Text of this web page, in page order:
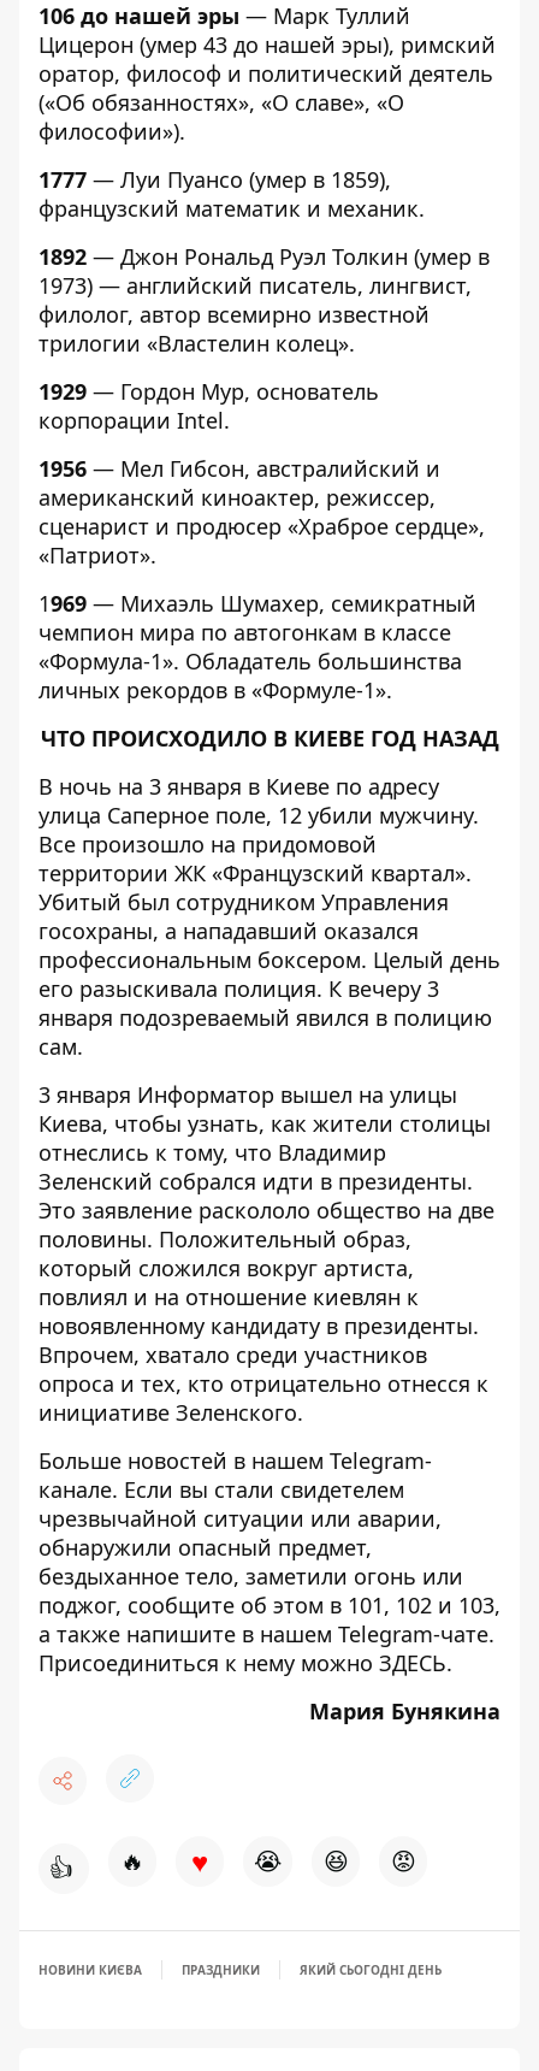
106 до нашей эры — Марк Туллий
Цицерон (умер 43 до нашей эры), римский
оратор, философ и политический деятель
(«Об обязанностях», «О славе», «О
философии»).
1777 — Луи Пуансо (умер в 1859),
французский математик и механик.
1892 — Джон Рональд Руэл Толкин (умер в
1973) — английский писатель, лингвист,
филолог, автор всемирно известной
трилогии «Властелин колец».
1929 — Гордон Мур, основатель
корпорации Intel.
1956 — Мел Гибсон, австралийский и
американский киноактер, режиссер,
сценарист и продюсер «Храброе сердце»,
«Патриот».
1969 — Михаэль Шумахер, семикратный
чемпион мира по автогонкам в классе
«Формула-1». Обладатель большинства
личных рекордов в «Формуле-1».
ЧТО ПРОИСХОДИЛО В КИЕВЕ ГОД НАЗАД
В ночь на 3 января в Киеве по адресу
улица Саперное поле, 12 убили мужчину.
Все произошло на придомовой
территории ЖК «Французский квартал».
Убитый был сотрудником Управления
госохраны, а нападавший оказался
профессиональным боксером. Целый день
его разыскивала полиция. К вечеру 3
января подозреваемый явился в полицию
сам.
3 января Информатор вышел на улицы
Киева, чтобы узнать, как жители столицы
отнеслись к тому, что Владимир
Зеленский собрался идти в президенты.
Это заявление раскололо общество на две
половины. Положительный образ,
который сложился вокруг артиста,
повлиял и на отношение киевлян к
новоявленному кандидату в президенты.
Впрочем, хватало среди участников
опроса и тех, кто отрицательно отнесся к
инициативе Зеленского.
Больше новостей в нашем Telegram-
канале. Если вы стали свидетелем
чрезвычайной ситуации или аварии,
обнаружили опасный предмет,
бездыханное тело, заметили огонь или
поджог, сообщите об этом в 101, 102 и 103,
а также напишите в нашем Telegram-чате.
Присоединиться к нему можно ЗДЕСЬ.
Мария Бунякина
👍 🔥 ♥ 😭 😆 😡
НОВИНИ КИЄВА ПРАЗДНИКИ ЯКИЙ СЬОГОДНІ ДЕНЬ